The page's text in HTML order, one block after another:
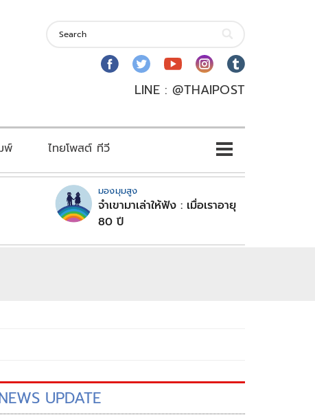
LINE : @THAIPOST
พ์ ไทยโพสต์ ทีวี
มองมุมสูง
จำเขามาเล่าให้ฟัง : เมื่อเราอายุ
80 ปี
UPDATE